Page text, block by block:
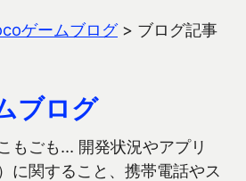
ゲームブログ> ブログ記事
ブログ
もごも… 開発状況やアプリ
に関すること、携帯電話やス